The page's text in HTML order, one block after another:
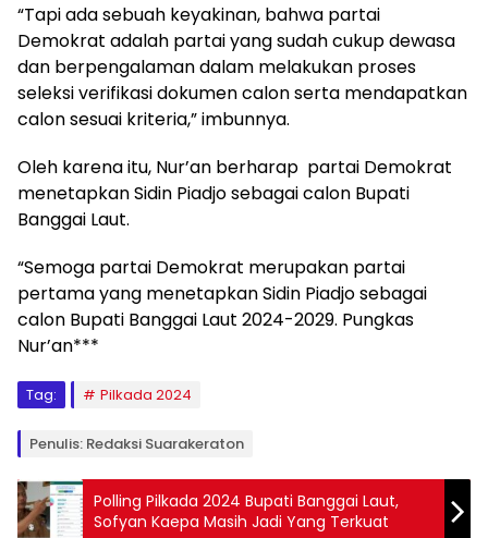
“Tapi ada sebuah keyakinan, bahwa partai
Demokrat adalah partai yang sudah cukup dewasa
dan berpengalaman dalam melakukan proses
seleksi verifikasi dokumen calon serta mendapatkan
calon sesuai kriteria,” imbunnya.
Oleh karena itu, Nur’an berharap partai Demokrat
menetapkan Sidin Piadjo sebagai calon Bupati
Banggai Laut.
“Semoga partai Demokrat merupakan partai
pertama yang menetapkan Sidin Piadjo sebagai
calon Bupati Banggai Laut 2024-2029. Pungkas
Nur’an***
Tag: Pilkada 2024
Penulis: Redaksi Suarakeraton
Polling Pilkada 2024 Bupati Banggai Laut,
Sofyan Kaepa Masih Jadi Yang Terkuat